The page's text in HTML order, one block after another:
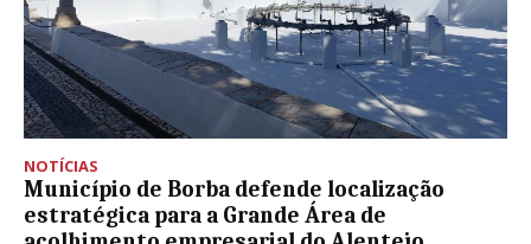
NOTÍCIAS
Município de Borba defende localização
estratégica para a Grande Área de